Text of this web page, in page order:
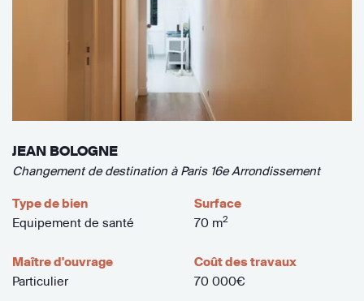
JEAN BOLOGNE
Changement de destination à Paris 16e Arrondissement
Type de bien
Equipement de santé
Surface
70 m2
Maître d'ouvrage
Particulier
Coût des travaux
70 000€